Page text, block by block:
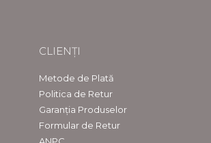
CLIENȚI
Metode de Plată
Politica de Retur
Garanția Produselor
Formular de Retur
ANPC